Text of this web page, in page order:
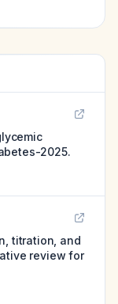
2025.
titration, and
review for